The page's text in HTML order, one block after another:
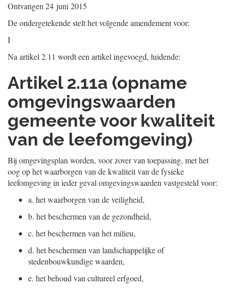
Ontvangen 24 juni 2015
De ondergetekende stelt het volgende amendement voor:
I
Na artikel 2.11 wordt een artikel ingevoegd, luidende:
Artikel 2.11a (opname
omgevingswaarden
gemeente voor kwaliteit
van de leefomgeving)
Bij omgevingsplan worden, voor zover van toepassing, met het
oog op het waarborgen van de kwaliteit van de fysieke
leefomgeving in ieder geval omgevingswaarden vastgesteld voor:
a. het waarborgen van de veiligheid,
b. het beschermen van de gezondheid,
c. het beschermen van het milieu,
d. het beschermen van landschappelijke of
stedenbouwkundige waarden,
e. het behoud van cultureel erfgoed,